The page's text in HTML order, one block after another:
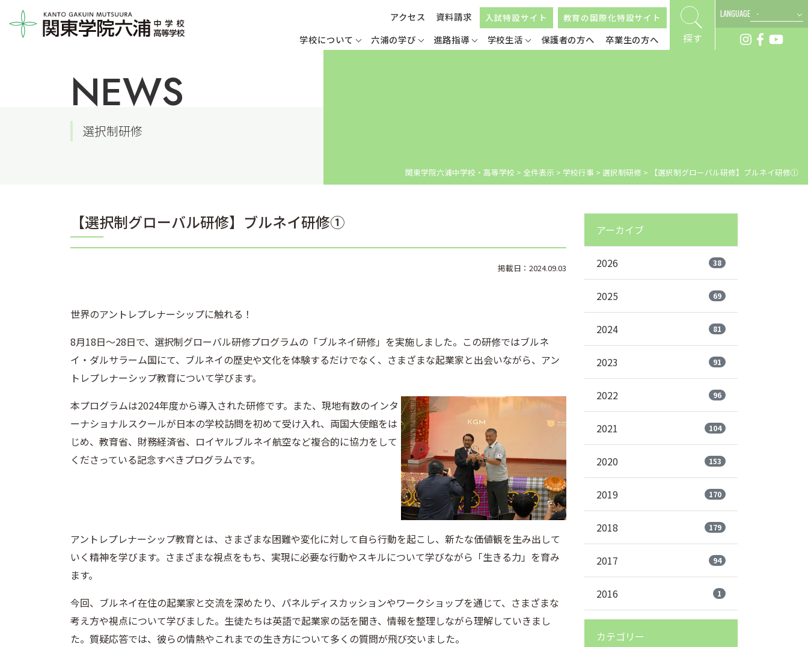
学校について 六浦の学び 進路指導 学校生活 保護者の方へ 卒業生の方へ
アクセス 資料請求 入試特設サイト 教育の国際化特設サイト
探す
LANGUAGE
NEWS
選択制研修
関東学院六浦中学校・高等学校 > 全件表示 > 学校行事 > 選択制研修 > 【選択制グローバル研修】ブルネイ研修①
【選択制グローバル研修】ブルネイ研修①
掲載日：2024.09.03
世界のアントレプレナーシップに触れる！
8月18日〜28日で、選択制グローバル研修プログラムの「ブルネイ研修」を実施しました。この研修ではブルネ
イ・ダルサラーム国にて、ブルネイの歴史や文化を体験するだけでなく、さまざまな起業家と出会いながら、アン
トレプレナーシップ教育について学びます。
本プログラムは2024年度から導入された研修です。また、現地有数のインタ
ーナショナルスクールが日本の学校訪問を初めて受け入れ、両国大使館をは
じめ、教育省、財務経済省、ロイヤルブルネイ航空など複合的に協力をして
くださっている記念すべきプログラムです。
アントレプレナーシップ教育とは、さまざまな困難や変化に対して自ら行動を起こし、新たな価値観を生み出して
いく精神を学びます。さまざまな視点をもち、実現に必要な行動やスキルについて学びながら「生きる力」を育み
ます。
今回、ブルネイ在住の起業家と交流を深めたり、パネルディスカッションやワークショップを通じて、さまざまな
考え方や視点について学びました。生徒たちは英語で起業家の話を聞き、情報を整理しながら理解していきまし
た。質疑応答では、彼らの情熱やこれまでの生き方について多くの質問が飛び交いました。
アーカイブ
2026 38
2025 69
2024 81
2023 91
2022 96
2021 104
2020 153
2019 170
2018 179
2017 94
2016 1
カテゴリー